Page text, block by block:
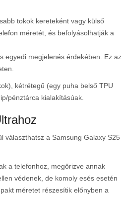
tokok kereteként vagy külső
méretét, és befolyásolhatják a
egyedi megjelenés érdekében. Ez az
kétrétegű (egy puha belső TPU
pénztárca kialakításúak.
választhatsz a Samsung Galaxy S25
a telefonhoz, megőrizve annak
védenek, de komoly esés esetén
méretet részesítik előnyben a